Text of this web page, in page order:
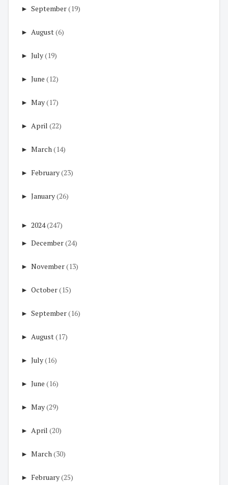
► September(19)
► August(6)
► July(19)
► June (12)
► May(17)
► April (22)
► March(14)
► February(23)
► January(26)
► 2024(247)
► December(24)
► November(13)
► October(15)
► September(16)
► August(17)
► July(16)
► June (16)
► May(29)
► April (20)
► March(30)
► February(25)